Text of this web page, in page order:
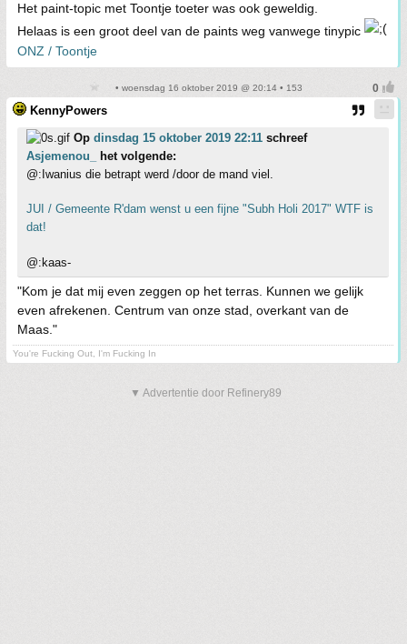
Het paint-topic met Toontje toeter was ook geweldig.
Helaas is een groot deel van de paints weg vanwege tinypic
ONZ / Toontje
• woensdag 16 oktober 2019 @ 20:14 • 153
KennyPowers
Op dinsdag 15 oktober 2019 22:11 schreef
Asjemenou_
het volgende:
@:Iwanius die betrapt werd /door de mand viel.
JUI / Gemeente R'dam wenst u een fijne "Subh Holi 2017" WTF is
dat!
@:kaas-
"Kom je dat mij even zeggen op het terras. Kunnen we gelijk
even afrekenen. Centrum van onze stad, overkant van de
Maas."
You're Fucking Out, I'm Fucking In
▼ Advertentie door Refinery89